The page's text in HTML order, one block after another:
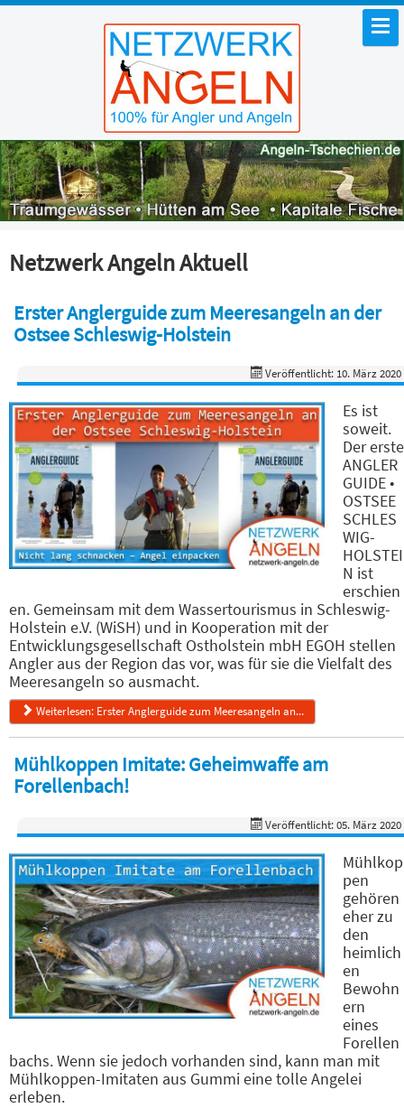
Netzwerk Angeln Aktuell
Erster Anglerguide zum Meeresangeln an der
Ostsee Schleswig-Holstein
Veröffentlicht: 10. März 2020
Es ist
soweit.
Der erste
ANGLER
GUIDE •
OSTSEE
SCHLES
WIG-
HOLSTEI
N ist
erschien
en. Gemeinsam mit dem Wassertourismus in Schleswig-
Holstein e.V. (WiSH) und in Kooperation mit der
Entwicklungsgesellschaft Ostholstein mbH EGOH stellen
Angler aus der Region das vor, was für sie die Vielfalt des
Meeresangeln so ausmacht.
Weiterlesen: Erster Anglerguide zum Meeresangeln an...
Mühlkoppen Imitate: Geheimwaffe am
Forellenbach!
Veröffentlicht: 05. März 2020
Mühlkop
pen
gehören
eher zu
den
heimlich
en
Bewohn
ern
eines
Forellen
bachs. Wenn sie jedoch vorhanden sind, kann man mit
Mühlkoppen-Imitaten aus Gummi eine tolle Angelei
erleben.